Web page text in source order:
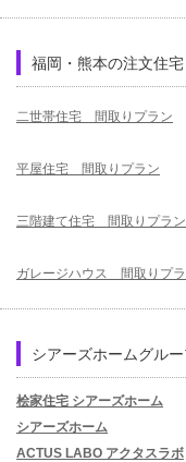
福岡・熊本の注文住
二世帯住宅 間取りプラン
平屋住宅 間取りプラン
三階建て住宅 間取りプラン
ガレージハウス 間取りプ
シアーズホームグル
桧家住宅 シアーズホーム
シアーズホーム
ACTUS LABO アクタスラボ